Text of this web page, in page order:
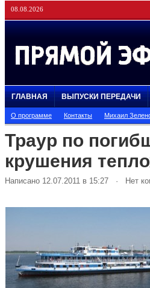
08.08.2026
ГЛАВНАЯ ВЫПУСКИ ПЕРЕДАЧИ
О программе Контакты Михаил
Траур по
крушения
Написано 12.07.2011 в 15:27 · Нет